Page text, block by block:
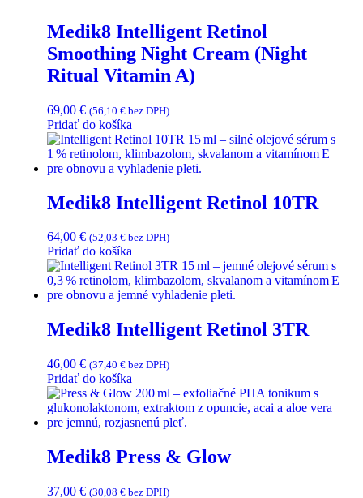
Medik8 Intelligent Retinol
Smoothing Night Cream (Night
Ritual Vitamin A)
69,00 € (56,10 € bez DPH)
Pridať do košíka
Medik8 Intelligent Retinol 10TR
64,00 € (52,03 € bez DPH)
Pridať do košíka
Medik8 Intelligent Retinol 3TR
46,00 € (37,40 € bez DPH)
Pridať do košíka
Medik8 Press & Glow
37,00 € (30,08 € bez DPH)